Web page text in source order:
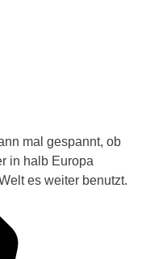
mal gespannt, ob
in halb Europa
es weiter benutzt.